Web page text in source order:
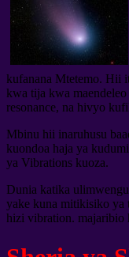
kufanana Mtetemo. Hii
kwa tija kwa
resonance, na hivyo
Mbinu hii inaruhusu
kuondoa haja ya
ya Vibrations kuoza.
Dunia katika
yake kuna mitikisiko ya
hizi vibration. majaribio